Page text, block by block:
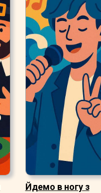
Йдемо в ногу з